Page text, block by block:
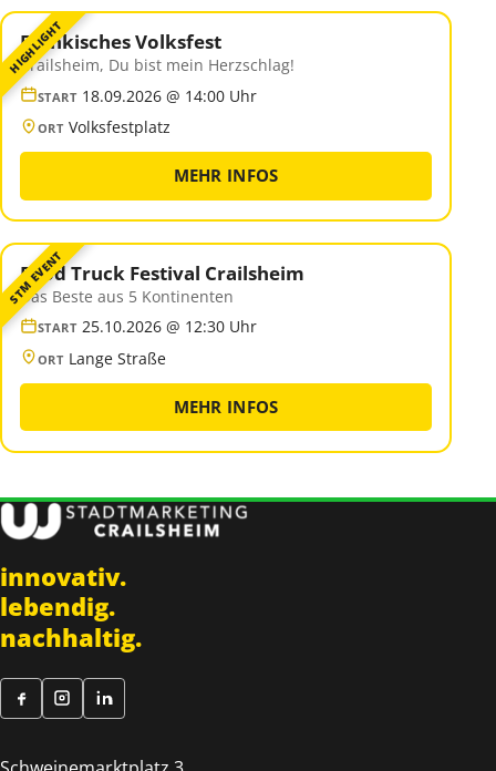
HIGHLIGHT
Fränkisches Volksfest
Crailsheim, Du bist mein Herzschlag!
START 18.09.2026 @ 14:00 Uhr
ORT Volksfestplatz
MEHR INFOS
STM EVENT
Food Truck Festival Crailsheim
Das Beste aus 5 Kontinenten
START 25.10.2026 @ 12:30 Uhr
ORT Lange Straße
MEHR INFOS
innovativ.
lebendig.
nachhaltig.